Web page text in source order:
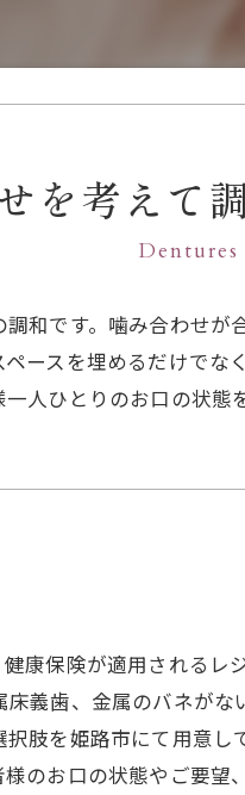
を考えて
Dentures
和です。噛み合わせ
ースを埋めるだけで
人ひとりのお口の状
康保険が適用されるレ
義歯、金属のバネがな
肢を姫路市にて用意し
のお口の状態やご要望